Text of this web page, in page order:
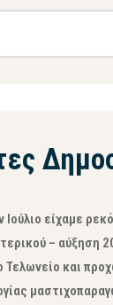
είχαμε
– αύξηση
Τελωνείο και